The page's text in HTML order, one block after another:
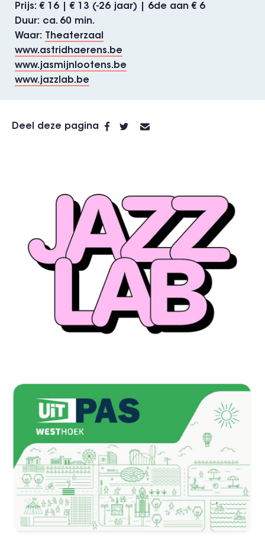
Prijs
€ 16 | € 13 (-26 jaar) | 6de aan € 6
Duur
ca. 60 min.
Waar
Theaterzaal
www.astridhaerens.be
www.jasmijnlootens.be
www.jazzlab.be
Deel deze pagina